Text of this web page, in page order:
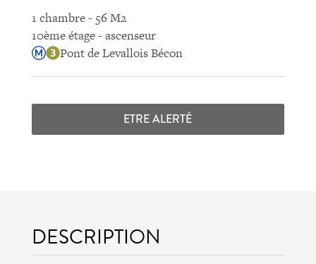
1 chambre - 56 M2
10ème étage - ascenseur
Pont de Levallois Bécon
ETRE ALERTÉ
DESCRIPTION